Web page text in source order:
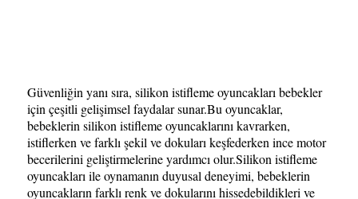
Güvenliğin yanı sıra, silikon istifleme oyuncakları bebekler
için çeşitli gelişimsel faydalar sunar.Bu oyuncaklar,
bebeklerin silikon istifleme oyuncaklarını kavrarken,
istiflerken ve farklı şekil ve dokuları keşfederken ince motor
becerilerini geliştirmelerine yardımcı olur.Silikon istifleme
oyuncakları ile oynamanın duyusal deneyimi, bebeklerin
oyuncakların farklı renk ve dokularını hissedebildikleri ve